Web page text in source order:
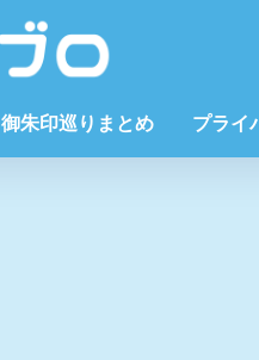
御朱印巡りまとめ プライ